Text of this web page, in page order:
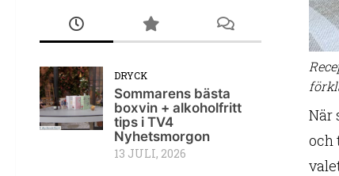
När
och
DRYCK
Sommarens bästa
boxvin + alkoholfritt
tips i TV4
Nyhetsmorgon
13 JULI, 2026